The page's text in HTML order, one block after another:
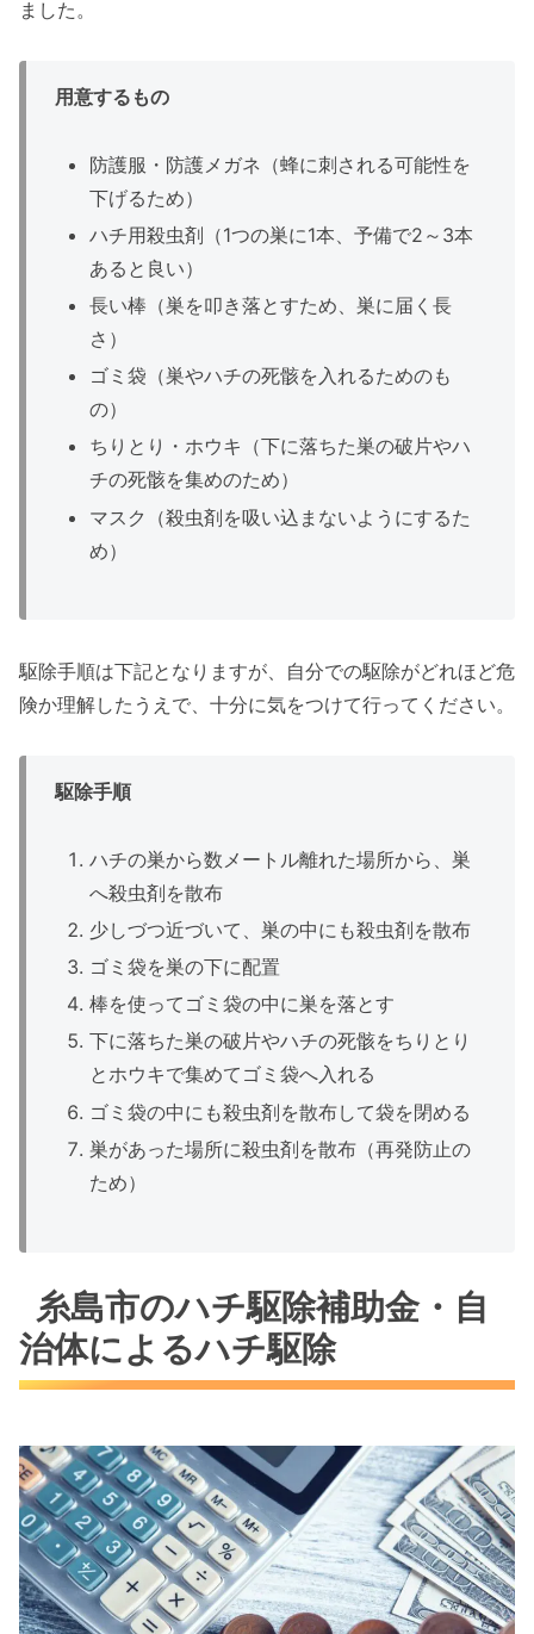
ました。
用意するもの
防護服・防護メガネ（蜂に刺される可能性を
下げるため）
ハチ用殺虫剤（1つの巣に1本、予備で2～3本
あると良い）
長い棒（巣を叩き落とすため、巣に届く長
さ）
ゴミ袋（巣やハチの死骸を入れるためのも
の）
ちりとり・ホウキ（下に落ちた巣の破片やハ
チの死骸を集めのため）
マスク（殺虫剤を吸い込まないようにするた
め）
駆除手順は下記となりますが、自分での駆除がどれほど危
険か理解したうえで、十分に気をつけて行ってください。
駆除手順
ハチの巣から数メートル離れた場所から、巣
へ殺虫剤を散布
少しづつ近づいて、巣の中にも殺虫剤を散布
ゴミ袋を巣の下に配置
棒を使ってゴミ袋の中に巣を落とす
下に落ちた巣の破片やハチの死骸をちりとり
とホウキで集めてゴミ袋へ入れる
ゴミ袋の中にも殺虫剤を散布して袋を閉める
巣があった場所に殺虫剤を散布（再発防止の
ため）
糸島市のハチ駆除補助金・自
治体によるハチ駆除